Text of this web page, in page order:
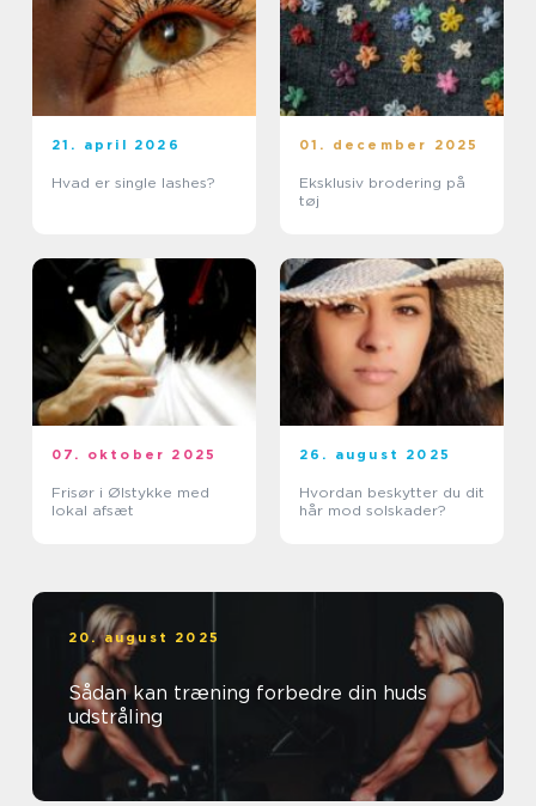
21. april 2026
Hvad er single lashes?
01. december 2025
Eksklusiv brodering på
tøj
07. oktober 2025
Frisør i Ølstykke med
lokal afsæt
26. august 2025
Hvordan beskytter du dit
hår mod solskader?
20. august 2025
Sådan kan træning forbedre din huds
udstråling